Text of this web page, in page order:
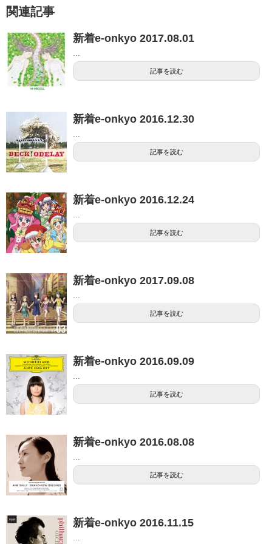
関連記事
新着e-onkyo 2017.08.01
記事を読む
新着e-onkyo 2016.12.30
記事を読む
新着e-onkyo 2016.12.24
記事を読む
新着e-onkyo 2017.09.08
記事を読む
新着e-onkyo 2016.09.09
記事を読む
新着e-onkyo 2016.08.08
記事を読む
新着e-onkyo 2016.11.15